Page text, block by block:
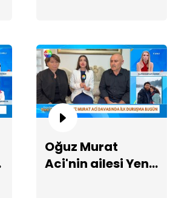
Oğuz Murat
Aci'nin ailesi Yeni